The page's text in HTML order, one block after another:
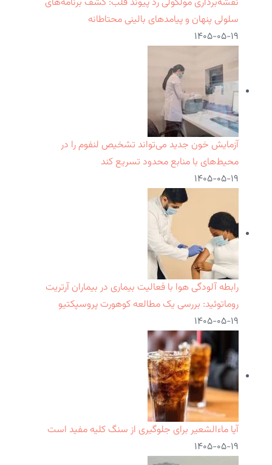
سلولی پنهان و پیامدهای بالینی محتاطانه
۱۴۰۵-۰۵-۱۹
آزمایش خون جدید می‌تواند تشخیص لنفوم را در
محیط‌های با منابع محدود تسریع کند
۱۴۰۵-۰۵-۱۹
رابطه آلودگی هوا با فعالیت بیماری در بیماران آرتریت
روماتوئید: بررسی یک مطالعه کوهورت پروسپکتیو
۱۴۰۵-۰۵-۱۹
آیا ماءالشعیر برای جلوگیری از سنگ کلیه مفید است
۱۴۰۵-۰۵-۱۹